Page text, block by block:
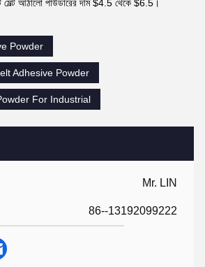
Mr. LIN
86--13192099222
আঠালো পাউডারের দাম $4.5 থেকে $6.5।
Powder
Adhesive Powder
For Industrial